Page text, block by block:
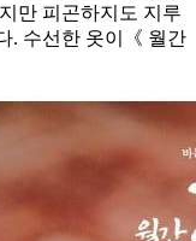
만 피곤하지도 지루
. 수선한 옷이《 월간